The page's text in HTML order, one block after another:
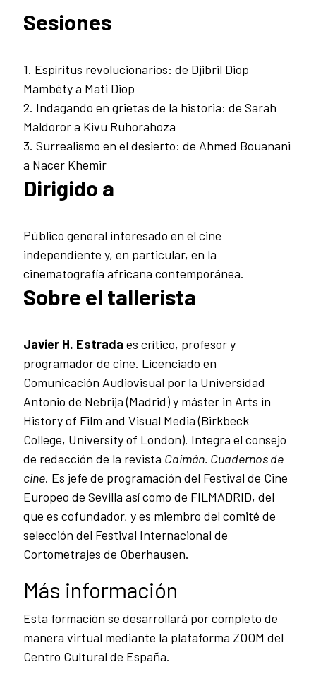
Sesiones
1. Espíritus revolucionarios: de Djibril Diop
Mambéty a Mati Diop
2️. Indagando en grietas de la historia: de Sarah
Maldoror a Kivu Ruhorahoza
3️. Surrealismo en el desierto: de Ahmed Bouanani
a Nacer Khemir
Dirigido a
Público general interesado en el cine
independiente y, en particular, en la
cinematografía africana contemporánea.
Sobre el tallerista
Javier H. Estrada es crítico, profesor y
programador de cine. Licenciado en
Comunicación Audiovisual por la Universidad
Antonio de Nebrija (Madrid) y máster in Arts in
History of Film and Visual Media (Birkbeck
College, University of London). Integra el consejo
de redacción de la revista Caimán. Cuadernos de
cine. Es jefe de programación del Festival de Cine
Europeo de Sevilla así como de FILMADRID, del
que es cofundador, y es miembro del comité de
selección del Festival Internacional de
Cortometrajes de Oberhausen.
Más información
Esta formación se desarrollará por completo de
manera virtual mediante la plataforma ZOOM del
Centro Cultural de España.